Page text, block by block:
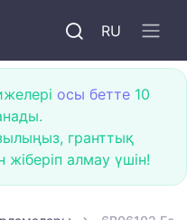
RU
осы бетте 10
гранттық
алмау үшін!